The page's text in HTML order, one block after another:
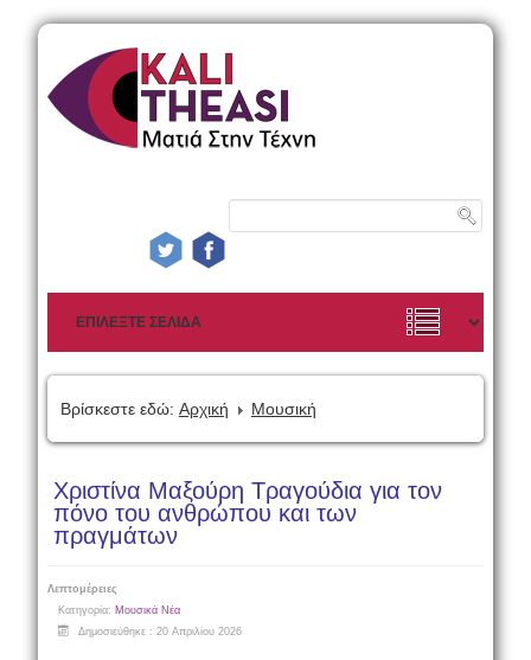
Βρίσκεστε εδώ: Αρχική Μουσική
Χριστίνα Μαξούρη Τραγούδια για τον
πόνο του ανθρώπου και των
πραγμάτων
Λεπτομέρειες
Κατηγορία: Μουσικά Νέα
Δημοσιεύθηκε : 20 Απριλίου 2026